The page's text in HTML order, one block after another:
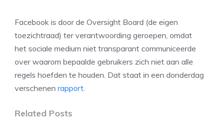
Facebook is door de Oversight Board (de eigen
toezichtraad) ter verantwoording geroepen, omdat
het sociale medium niet transparant communiceerde
over waarom bepaalde gebruikers zich niet aan alle
regels hoefden te houden. Dat staat in een donderdag
verschenen rapport
Related Posts